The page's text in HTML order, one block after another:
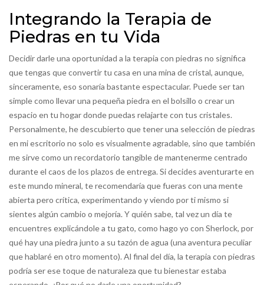
Integrando la Terapia de
Piedras en tu Vida
Decidir darle una oportunidad a la terapia con piedras no significa
que tengas que convertir tu casa en una mina de cristal, aunque,
sinceramente, eso sonaría bastante espectacular. Puede ser tan
simple como llevar una pequeña piedra en el bolsillo o crear un
espacio en tu hogar donde puedas relajarte con tus cristales.
Personalmente, he descubierto que tener una selección de piedras
en mi escritorio no solo es visualmente agradable, sino que también
me sirve como un recordatorio tangible de mantenerme centrado
durante el caos de los plazos de entrega. Si decides aventurarte en
este mundo mineral, te recomendaría que fueras con una mente
abierta pero crítica, experimentando y viendo por ti mismo si
sientes algún cambio o mejoría. Y quién sabe, tal vez un día te
encuentres explicándole a tu gato, como hago yo con Sherlock, por
qué hay una piedra junto a su tazón de agua (una aventura peculiar
que hablaré en otro momento). Al final del día, la terapia con piedras
podría ser ese toque de naturaleza que tu bienestar estaba